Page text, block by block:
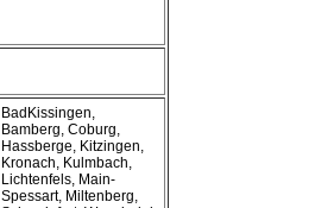
BadKissingen,
Bamberg, Coburg,
Hassberge, Kitzingen,
Kronach, Kulmbach,
Lichtenfels, Main-
Spessart, Miltenberg,